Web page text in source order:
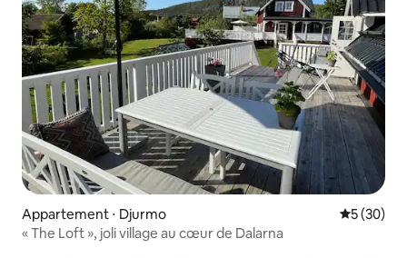
Appartement ⋅ Djurmo
5 (30)
« The Loft », joli village au cœur de Dalarna